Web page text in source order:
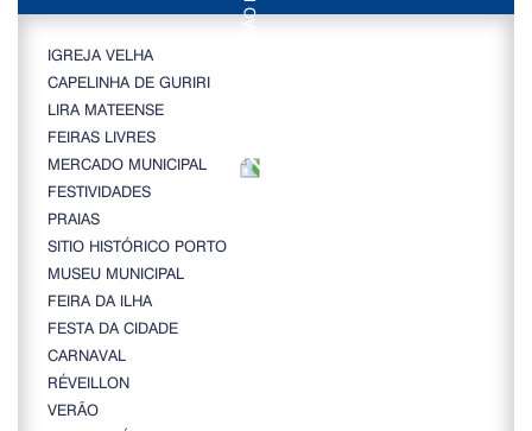
IGREJA VELHA
CAPELINHA DE GURIRI
LIRA MATEENSE
FEIRAS LIVRES
MERCADO MUNICIPAL
FESTIVIDADES
PRAIAS
SITIO HISTÓRICO PORTO
MUSEU MUNICIPAL
FEIRA DA ILHA
FESTA DA CIDADE
CARNAVAL
RÉVEILLON
VERÃO